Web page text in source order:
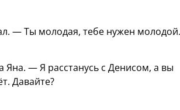
— Ты молодая, тебе нужен
— Я расстанусь с Денисом, а вы
Давайте?